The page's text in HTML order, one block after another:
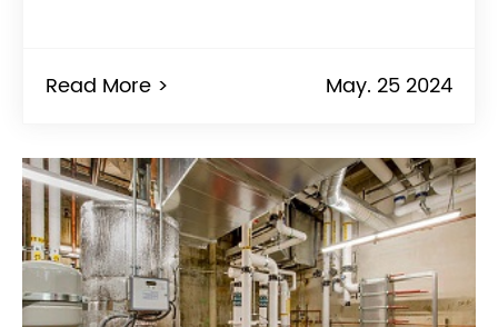
Read More > May. 25 2024